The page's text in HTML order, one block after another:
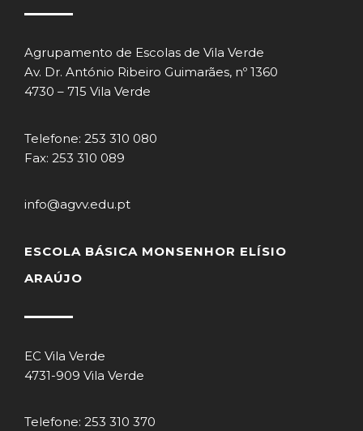
Agrupamento de Escolas de Vila Verde
Av. Dr. António Ribeiro Guimarães, nº 1360
4730 – 715 Vila Verde
Telefone: 253 310 080
Fax: 253 310 089
info@agvv.edu.pt
ESCOLA BÁSICA MONSENHOR ELÍSIO
ARAÚJO
EC Vila Verde
4731-909 Vila Verde
Telefone: 253 310 370